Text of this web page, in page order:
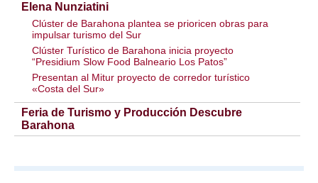
Elena Nunziatini
Clúster de Barahona plantea se prioricen obras para
impulsar turismo del Sur
Clúster Turístico de Barahona inicia proyecto
“Presidium Slow Food Balneario Los Patos”
Presentan al Mitur proyecto de corredor turístico
«Costa del Sur»
Feria de Turismo y Producción Descubre
Barahona